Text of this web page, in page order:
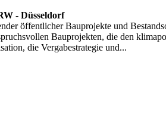
- Düsseldorf
öffentlicher Bauprojekte und
Bauprojekten, die den
die Vergabestrategie und...